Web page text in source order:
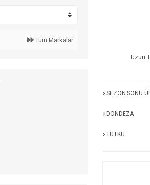
Tüm Markalar
Uzun
SEZON SONU
DONDEZA
TUTKU